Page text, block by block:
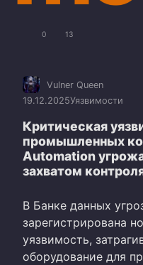
0 13
Vulner Queen
19.12.2025Уязвимости
Критическая
промышленных
Automation
захватом
В Банке данных
зарегистрирована
уязвимость,
оборудование для